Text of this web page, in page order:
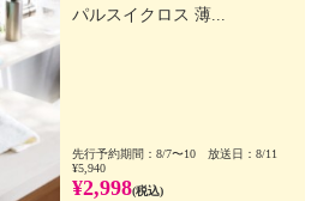
パルスイクロス 薄...
先行予約期間：8/7〜10 放送日：8/11
¥5,940
¥2,998(税込)